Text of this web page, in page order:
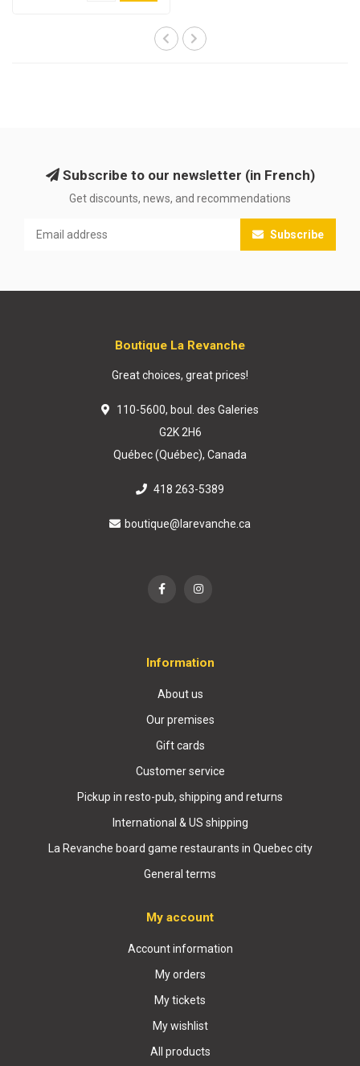
Subscribe to our newsletter (in French)
Get discounts, news, and recommendations
Subscribe
Boutique La Revanche
Great choices, great prices!
110-5600, boul. des Galeries
G2K 2H6
Québec (Québec), Canada
418 263-5389
boutique@larevanche.ca
Information
About us
Our premises
Gift cards
Customer service
Pickup in resto-pub, shipping and returns
International & US shipping
La Revanche board game restaurants in Quebec city
General terms
My account
Account information
My orders
My tickets
My wishlist
All products